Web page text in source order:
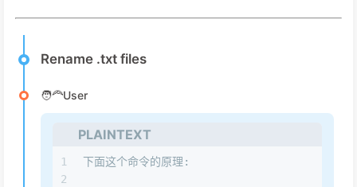
Rename .txt files
🧑‍🦰User
PLAINTEXT
1
2
下面这个命令的原理: